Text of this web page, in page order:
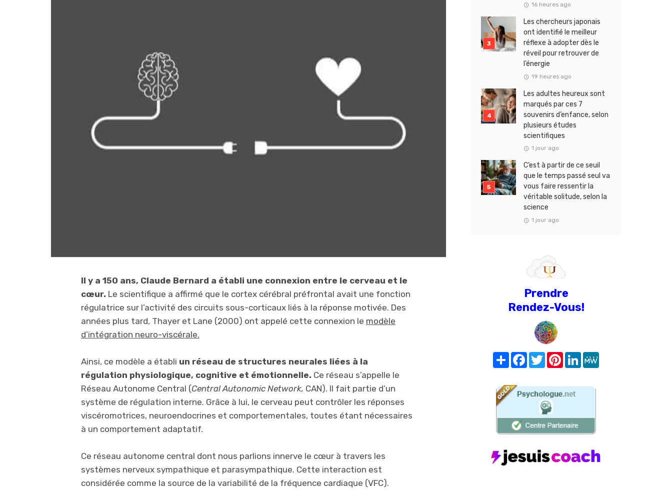
Il y a 150 ans, Claude Bernard a établi une connexion entre le cerveau et le
cœur. Le scientifique a affirmé que le cortex cérébral préfrontal avait une fonction
régulatrice sur l’activité des circuits sous-corticaux liés à la réponse motivée. Des
années plus tard, Thayer et Lane (2000) ont appelé cette connexion le modèle
d’intégration neuro-viscérale.
Ainsi, ce modèle a établi un réseau de structures neurales liées à la
régulation physiologique, cognitive et émotionnelle. Ce réseau s’appelle le
Réseau Autonome Central (Central Autonomic Network, CAN). Il fait partie d’un
système de régulation interne. Grâce à lui, le cerveau peut contrôler les réponses
viscéromotrices, neuroendocrines et comportementales, toutes étant nécessaires
à un comportement adaptatif.
Ce réseau autonome central dont nous parlions innerve le cœur à travers les
systèmes nerveux sympathique et parasympathique. Cette interaction est
considérée comme la source de la variabilité de la fréquence cardiaque (VFC).
16 heures ago
Les chercheurs japonais
ont identifié le meilleur
réflexe à adopter dès le
réveil pour retrouver de
l’énergie
19 heures ago
Les adultes heureux sont
marqués par ces 7
souvenirs d’enfance, selon
plusieurs études
scientifiques
1 jour ago
C’est à partir de ce seuil
que le temps passé seul va
vous faire ressentir la
véritable solitude, selon la
science
1 jour ago
Prendre
Rendez-Vous!
Share FacebookTwitterPinterest
LinkedIn